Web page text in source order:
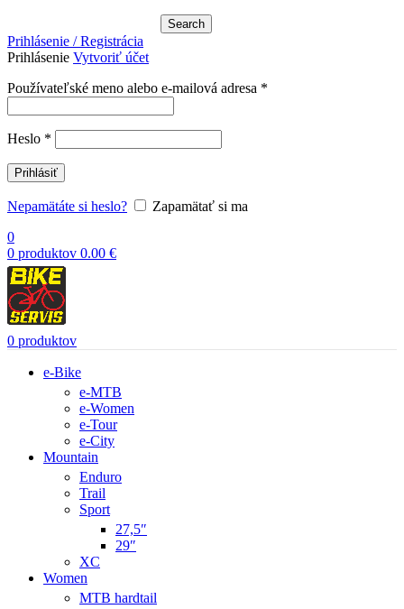
Search
Prihlásenie / Registrácia
Prihlásenie Vytvoriť účet
Používateľské meno alebo e-mailová adresa *
Heslo *
Prihlásiť
Nepamätáte si heslo?
Zapamätať si ma
0
0 produktov 0.00 €
0 produktov
e-Bike
e-MTB
e-Women
e-Tour
e-City
Mountain
Enduro
Trail
Sport
27,5″
29″
XC
Women
MTB hardtail